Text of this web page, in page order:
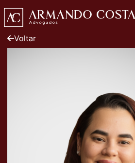
Voltar